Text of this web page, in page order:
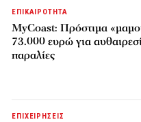
ΕΠΙΚΑΙΡΟΤΗΤΑ
MyCoast: Πρόστιμα
73.000 ευρώ για
παραλίες
ΕΠΙΧΕΙΡΗΣΕΙΣ